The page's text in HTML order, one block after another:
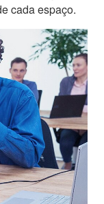
cada espaço.